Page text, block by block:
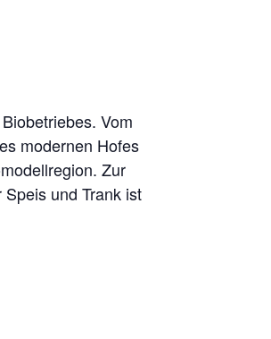
Vom
modernen Hofes
Zur
und Trank ist